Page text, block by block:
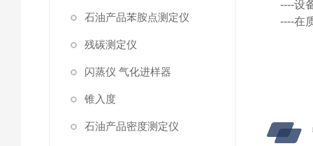
石油产品苯胺点测定仪
残碳测定仪
闪蒸仪 气化进样器
锥入度
石油产品密度测定仪
----设
----在